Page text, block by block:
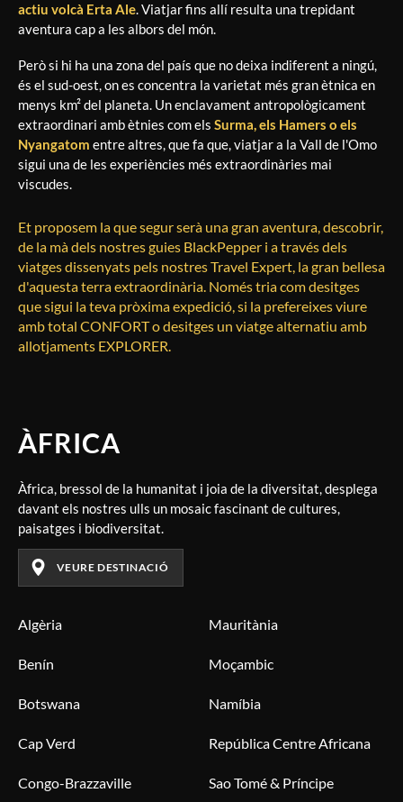
actiu volcà Erta Ale. Viatjar fins allí resulta una trepidant
aventura cap a les albors del món.
Però si hi ha una zona del país que no deixa indiferent a ningú,
és el sud-oest, on es concentra la varietat més gran ètnica en
menys km² del planeta. Un enclavament antropològicament
extraordinari amb ètnies com els Surma, els Hamers o els
Nyangatom entre altres, que fa que, viatjar a la Vall de l'Omo
sigui una de les experiències més extraordinàries mai
viscudes.
Et proposem la que segur serà una gran aventura, descobrir,
de la mà dels nostres guies BlackPepper i a través dels
viatges dissenyats pels nostres Travel Expert, la gran bellesa
d'aquesta terra extraordinària. Només tria com desitges
que sigui la teva pròxima expedició, si la prefereixes viure
amb total CONFORT o desitges un viatge alternatiu amb
allotjaments EXPLORER.
ÀFRICA
Àfrica, bressol de la humanitat i joia de la diversitat, desplega
davant els nostres ulls un mosaic fascinant de cultures,
paisatges i biodiversitat.
VEURE DESTINACIÓ
Algèria
Benín
Botswana
Cap Verd
Congo-Brazzaville
Mauritània
Moçambic
Namíbia
República Centre Africana
Sao Tomé & Príncipe